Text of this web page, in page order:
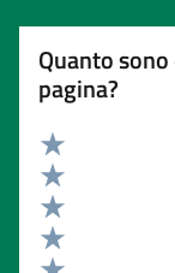
Quanto
pagina?
Valuta 5 stelle su
Valuta 4 stelle su
Valuta 3 stelle su
Valuta 2 stelle su